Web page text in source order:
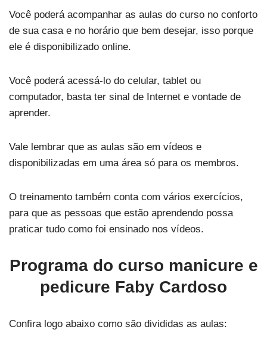
Você poderá acompanhar as aulas do curso no conforto
de sua casa e no horário que bem desejar, isso porque
ele é disponibilizado online.
Você poderá acessá-lo do celular, tablet ou
computador, basta ter sinal de Internet e vontade de
aprender.
Vale lembrar que as aulas são em vídeos e
disponibilizadas em uma área só para os membros.
O treinamento também conta com vários exercícios,
para que as pessoas que estão aprendendo possa
praticar tudo como foi ensinado nos vídeos.
Programa do curso manicure e
pedicure Faby Cardoso
Confira logo abaixo como são divididas as aulas: